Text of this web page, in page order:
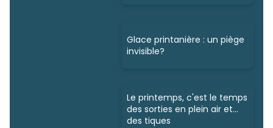
Glace printanière : un piège
invisible?
Le printemps, c'est le temps
des sorties en plein air et...
des tiques